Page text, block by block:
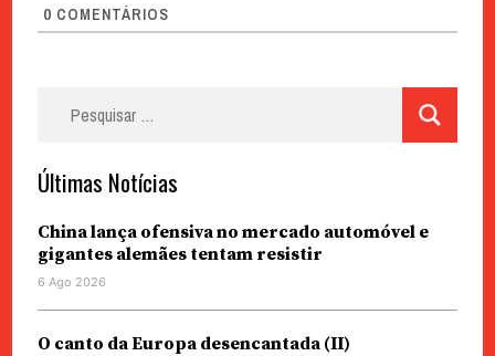
0 COMENTÁRIOS
Últimas Notícias
China lança ofensiva no mercado automóvel e
gigantes alemães tentam resistir
6 Ago 2026
O canto da Europa desencantada (II)